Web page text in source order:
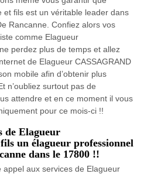
et fils est un véritable leader dans
Rancanne. Confiez alors vos
comme Elagueur
perdez plus de temps et allez
de Elagueur CASSAGRAND
mobile afin d’obtenir plus
n’oubliez surtout pas de
attendre et en ce moment il vous
pour ce mois-ci !!
de Elagueur
un élagueur professionnel
dans le 17800 !!
aux services de Elagueur